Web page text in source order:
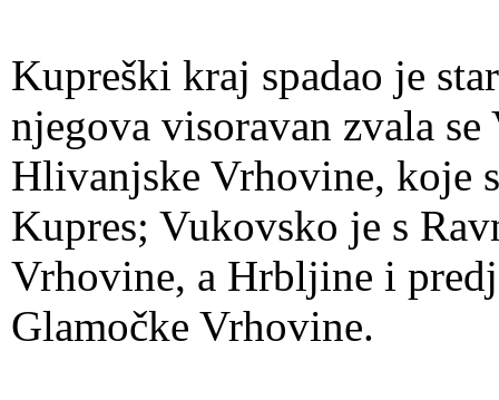
Kupreški kraj spadao je
njegova visoravan zvala
Hlivanjske Vrhovine, koje
Kupres; Vukovsko je s
Vrhovine, a Hrbljine i
Glamočke Vrhovine.